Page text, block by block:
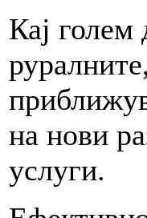
Кај голем
на нови
услуги.